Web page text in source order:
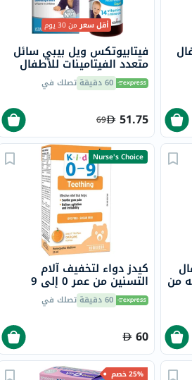
أقل سعرمن 30 يوم
فيتابيوتكس ويل بيبي سائل
متعدد الفيتامينات للأطفال
من عمر 6 أشهر إلى 4 سنوات
150 مل 60 دقيقة تصلك في
51.75
69
من
Nurse's Choice
كيدز دواء لتخفيف آلام
التسنين من عمر 0 إلى 9
سنوات 25 مل60 دقيقة تصلك في
60
25% خصم